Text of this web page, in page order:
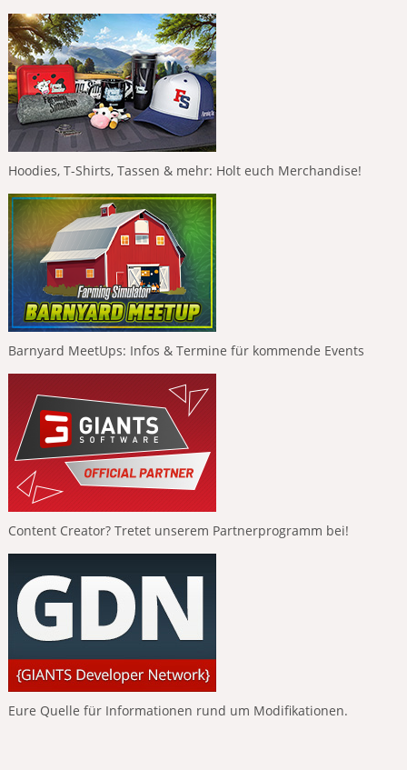
Hoodies, T-Shirts, Tassen & mehr: Holt euch Merchandise!
Barnyard MeetUps: Infos & Termine für kommende Events
Content Creator? Tretet unserem Partnerprogramm bei!
Eure Quelle für Informationen rund um Modifikationen.